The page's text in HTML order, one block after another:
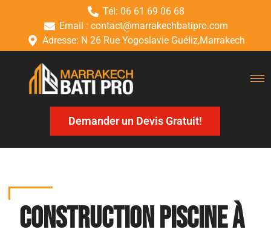
Tél: 06 61 69 06 68
Email : contact@marrakechbatipro.com
Adresse: N 26 Rue Yogoslavie Guéliz,Marrakech
Demander un Devis Gratuit!
Construction piscine à